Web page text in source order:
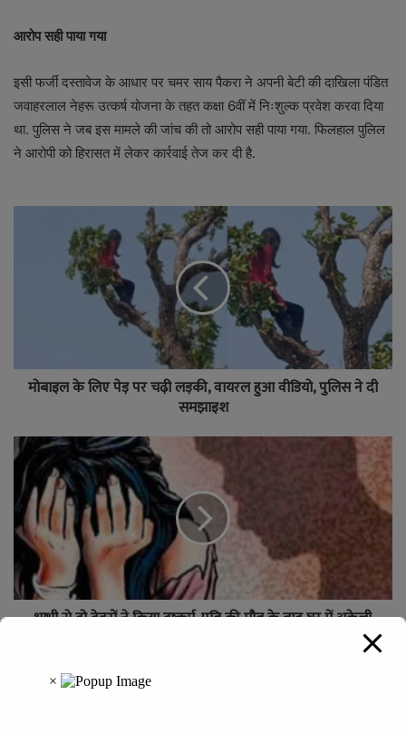
आरोप सही पाया गया
इसी फर्जी दस्तावेज के आधार पर चमर साय पैकरा ने अपनी बेटी की दाखिला पंडित
जवाहरलाल नेहरू उत्कर्ष योजना के तहत कक्षा 6वीं में निःशुल्क प्रवेश करवा दिया
था. पुलिस ने जब इस मामले की जांच की तो आरोप सही पाया गया. फिलहाल पुलिल
ने आरोपी को हिरासत में लेकर कार्रवाई तेज कर दी है.
मोबाइल के लिए पेड़ पर चढ़ी लड़की, वायरल हुआ वीडियो, पुलिस ने दी
समझाइश
भाभी से दो देवरों ने किया दुष्कर्म, पति की मौत के बाद घर में अकेली
Leave a Reply